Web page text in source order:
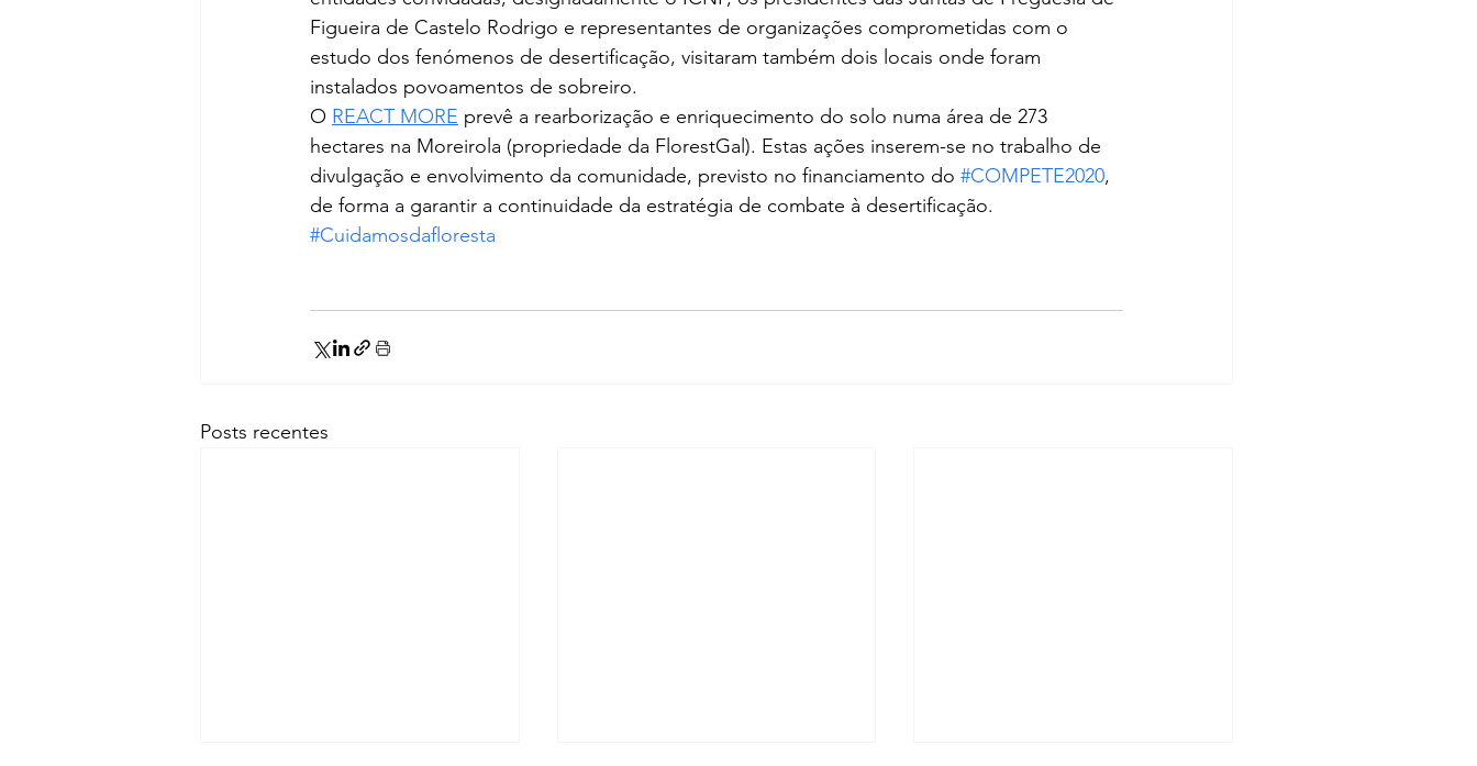
Figueira de Castelo Rodrigo e representantes de organizações comprometidas com o
estudo dos fenómenos de desertificação, visitaram também dois locais onde foram
instalados povoamentos de sobreiro.
O REACT MORE prevê a rearborização e enriquecimento do solo numa área de 273
hectares na Moreirola (propriedade da FlorestGal). Estas ações inserem-se no trabalho de
divulgação e envolvimento da comunidade, previsto no financiamento do #COMPETE2020,
de forma a garantir a continuidade da estratégia de combate à desertificação.
#Cuidamosdafloresta
Posts recentes